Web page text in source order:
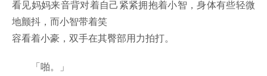
看见妈妈来音背对着自己紧紧拥抱着小智，身体有些轻微
地颤抖，而小智带着笑
容看着小豪，双手在其臀部用力拍打。
「啪。」